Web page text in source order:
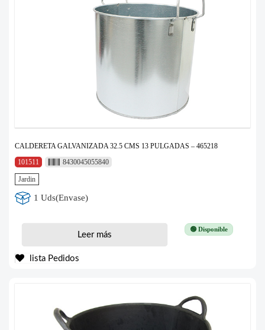
CALDERETA GALVANIZADA 32.5 CMS 13 PULGADAS – 465218
101511
8430045055840
Jardin
1 Uds(Envase)
🟢 Disponible
Leer más
lista Pedidos